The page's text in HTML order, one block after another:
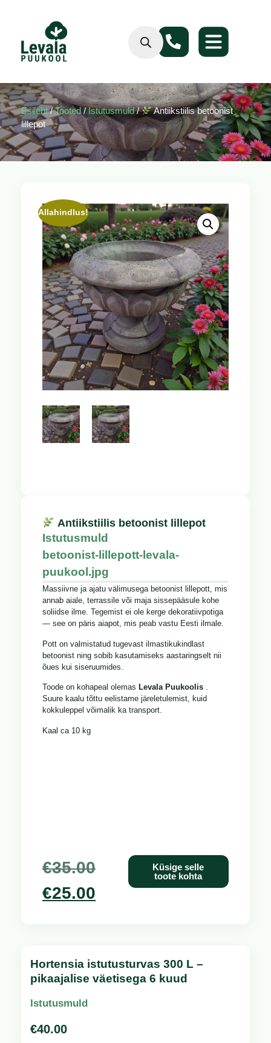
Esileht/Tooted /Istutusmuld/
Antiikstiilis betoonist
lillepot
Allahindlus!
Antiikstiilis betoonist lillepot
Istutusmuld
betoonist-lillepott-levala-
puukool.jpg
Massiivne ja ajatu välimusega betoonist lillepott, mis
annab aiale, terrassile või maja sissepääsule kohe
soliidse ilme. Tegemist ei ole kerge dekoratiivpotiga
— see on päris aiapot, mis peab vastu Eesti ilmale.
Pott on valmistatud tugevast ilmastikukindlast
betoonist ning sobib kasutamiseks aastaringselt nii
õues kui siseruumides.
Toode on kohapeal olemas Levala Puukoolis .
Suure kaalu tõttu eelistame järeletulemist, kuid
kokkuleppel võimalik ka transport.
Kaal ca 10 kg
€35.00
€25.00
Küsige selle
toote kohta
Hortensia istutusturvas 300 L –
pikaajalise väetisega 6 kuud
Istutusmuld
€40.00